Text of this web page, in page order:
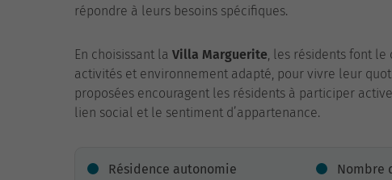
répondre à leurs besoins spécifiques.
En choisissant la Villa Marguerite, les résidents font le
activités et environnement adapté, pour vivre leur
proposées encouragent les résidents à participer
lien social et le sentiment d’appartenance.
Résidence autonomie
Nombre